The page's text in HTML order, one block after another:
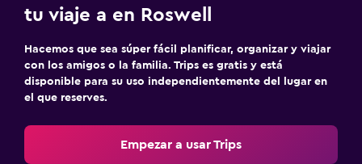
tu viaje a en Roswell
Hacemos que sea súper fácil planificar, organizar y viajar
con los amigos o la familia. Trips es gratis y está
disponible para su uso independientemente del lugar en
el que reserves.
Empezar a usar Trips